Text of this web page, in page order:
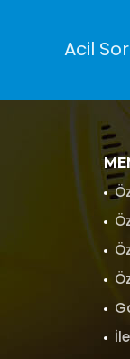
Acil